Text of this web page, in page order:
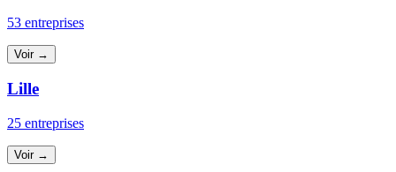
53 entreprises
Voir →
Lille
25 entreprises
Voir →